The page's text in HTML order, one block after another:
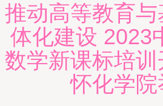
推动高等教育
体化建设 2023
数学新课标培
怀化学院